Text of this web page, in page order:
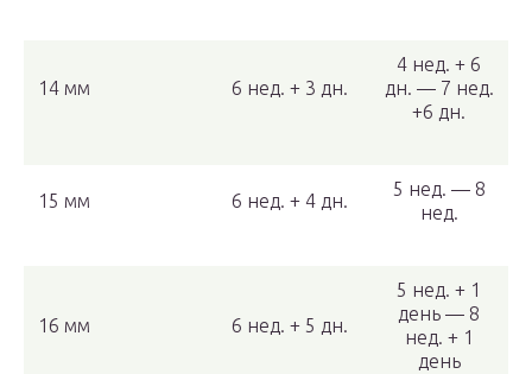
14 мм 6 нед. + 3 дн.
4 нед. + 6
дн. — 7 нед.
+6 дн.
15 мм 6 нед. + 4 дн.
5 нед. — 8
нед.
16 мм 6 нед. + 5 дн.
5 нед. + 1
день — 8
нед. + 1
день